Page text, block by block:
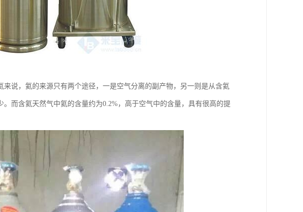
说，氦的来源只有两个途径，一是空气分离的副产物，另一则是从含氦
而含氦天然气中氦的含量约为0.2%，高于空气中的含量，具有很高的提